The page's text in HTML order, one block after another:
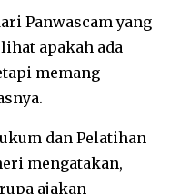
Panwascam yang
apakah ada
memang
dan Pelatihan
mengatakan,
ajakan